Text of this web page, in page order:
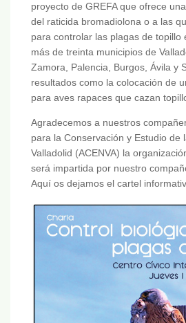
proyecto de GREFA que ofrece
del raticida bromadiolona o a las
para controlar las plagas de topillo
más de treinta municipios de
Zamora, Palencia, Burgos, Ávila y
resultados como la colocación de
para aves rapaces que cazan
Agradecemos a nuestros
para la Conservación y Estudio de
Valladolid (ACENVA) la
será impartida por nuestro
Aquí os dejamos el cartel